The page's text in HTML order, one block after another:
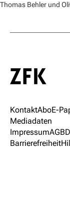
Thomas Behler und
KontaktAboE-
Mediadaten
ImpressumAGB
Barrierefreiheit